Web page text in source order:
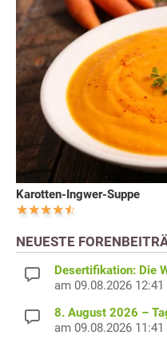
Karotten-Ingwer-Suppe
NEUESTE
Desertifikation: Die
am 09.08.2026 12:41
8. August 2026 –
am 09.08.2026 11:41